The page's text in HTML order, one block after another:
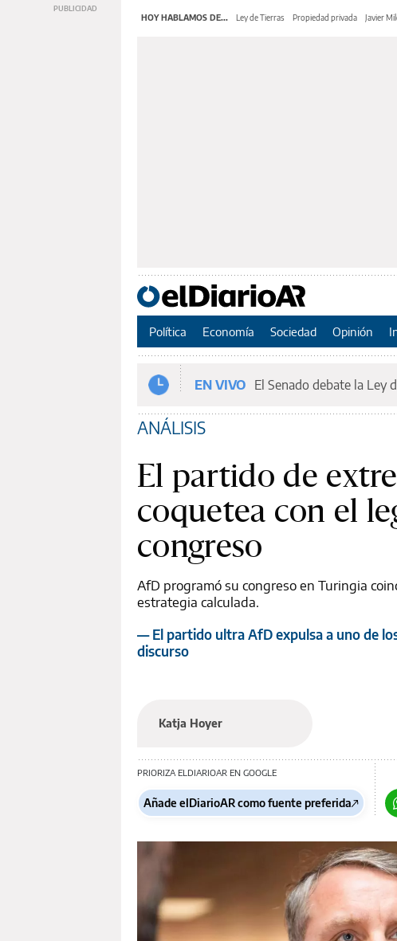
HOY HABLAMOS DE... Ley de Tierras Propiedad privada Javier
Política Economía Sociedad Opinión
EN VIVO El Senado debate la Ley
ANÁLISIS
El partido de
coquetea con el
congreso
AfD programó su congreso en Turingia
estrategia calculada.
— El partido ultra AfD expulsa a uno de
discurso
Katja Hoyer
PRIORIZA ELDIARIOAR EN GOOGLE
Añade elDiarioAR como fuente preferida